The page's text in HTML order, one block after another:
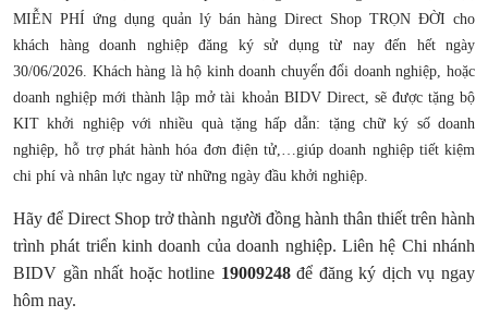
MIỄN PHÍ ứng dụng quản lý bán hàng Direct Shop TRỌN ĐỜI cho
khách hàng doanh nghiệp đăng ký sử dụng từ nay đến hết ngày
30/06/2026. Khách hàng là hộ kinh doanh chuyển đổi doanh nghiệp, hoặc
doanh nghiệp mới thành lập mở tài khoản BIDV Direct, sẽ được tặng bộ
KIT khởi nghiệp với nhiều quà tặng hấp dẫn: tặng chữ ký số doanh
nghiệp, hỗ trợ phát hành hóa đơn điện tử,…giúp doanh nghiệp tiết kiệm
chi phí và nhân lực ngay từ những ngày đầu khởi nghiệp.
Hãy để Direct Shop trở thành người đồng hành thân thiết trên hành
trình phát triển kinh doanh của doanh nghiệp. Liên hệ Chi nhánh
BIDV gần nhất hoặc hotline 19009248để đăng ký dịch vụ ngay
hôm nay.